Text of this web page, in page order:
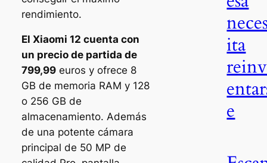
rendimiento.
El Xiaomi 12 cuenta con
un precio de partida de
799,99euros y ofrece 8
GB de memoria RAM y 128
o 256 GB de
almacenamiento. Además
de una potente cámara
principal de 50 MP de
ita
reinv
e